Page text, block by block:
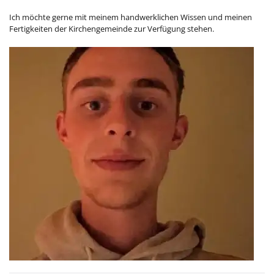
Ich möchte gerne mit meinem handwerklichen Wissen und meinen
Fertigkeiten der Kirchengemeinde zur Verfügung stehen.